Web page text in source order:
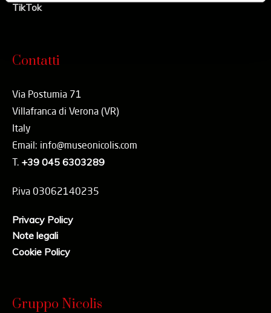
TikTok
Contatti
Via Postumia 71
Villafranca di Verona (VR)
Italy
Email: info@museonicolis.com
T. +39 045 6303289
P.iva 03062140235
Privacy Policy
Note legali
Cookie Policy
Gruppo Nicolis